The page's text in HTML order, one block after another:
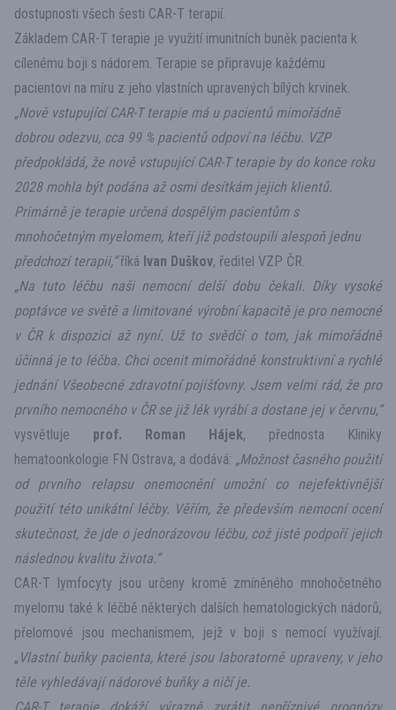
dostupnosti všech šesti CAR-T terapií.
Základem CAR-T terapie je využití imunitních buněk pacienta k
cílenému boji s nádorem. Terapie se připravuje každému
pacientovi na míru z jeho vlastních upravených bílých krvinek.
„Nově vstupující CAR-T terapie má u pacientů mimořádně
dobrou odezvu, cca 99 % pacientů odpoví na léčbu. VZP
předpokládá, že nově vstupující CAR-T terapie by do konce roku
2028 mohla být podána až osmi desítkám jejich klientů.
Primárně je terapie určená dospělým pacientům s
mnohočetným myelomem, kteří již podstoupili alespoň jednu
předchozí terapii,“říká Ivan Duškov, ředitel VZP ČR.
„Na tuto léčbu naši nemocní delší dobu čekali. Díky vysoké
poptávce ve světě a limitované výrobní kapacitě je pro nemocné
v ČR k dispozici až nyní. Už to svědčí o tom, jak mimořádně
účinná je to léčba. Chci ocenit mimořádně konstruktivní a rychlé
jednání Všeobecné zdravotní pojišťovny. Jsem velmi rád, že pro
prvního nemocného v ČR se již lék vyrábí a dostane jej v červnu,“
vysvětluje prof. Roman Hájek, přednosta Kliniky
hematoonkologie FN Ostrava, a dodává: „Možnost časného použití
od prvního relapsu onemocnění umožní co nejefektivnější
použití této unikátní léčby. Věřím, že především nemocní ocení
skutečnost, že jde o jednorázovou léčbu, což jistě podpoří jejich
následnou kvalitu života.“
CAR-T lymfocyty jsou určeny kromě zmíněného mnohočetného
myelomu také k léčbě některých dalších hematologických nádorů,
přelomové jsou mechanismem, jejž v boji s nemocí využívají.
„ Vlastní buňky pacienta, které jsou laboratorně upraveny, v jeho
těle vyhledávají nádorové buňky a ničí je.